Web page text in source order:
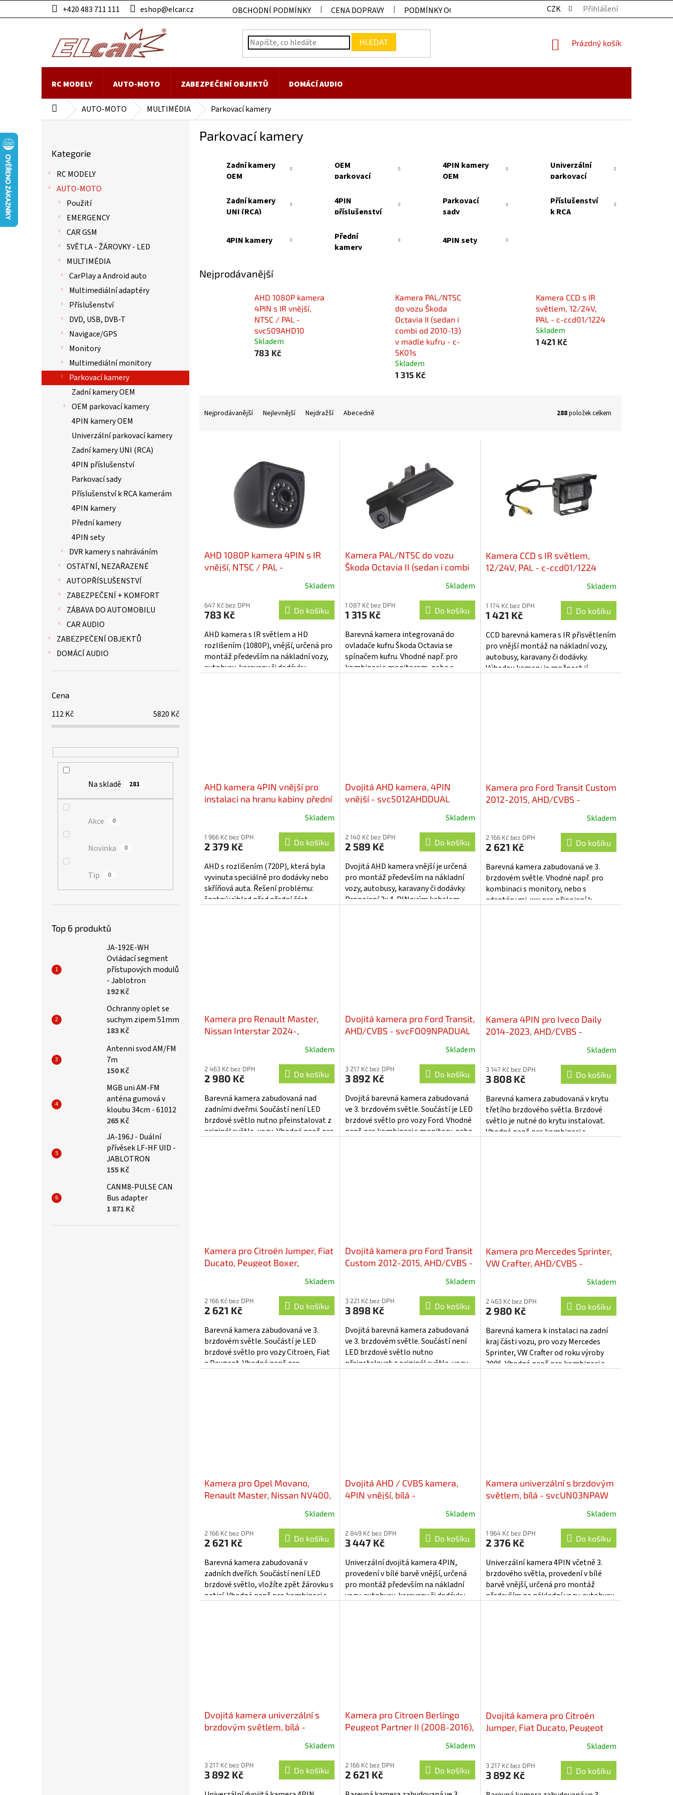
na
+420 483 711 111 eshop@elcar.cz OBCHODNÍ PODMÍNKY CENA DOPRAVY PODMÍNKY OCHRANY OSOBNÍCH ÚDAJŮ KONTAKTY
CZK Přihlášení
HLEDAT
NÁKUPNÍ
Prázdný košík
RC MODELY AUTO-MOTO ZABEZPEČENÍ OBJEKTŮ DOMÁCÍ AUDIO
Domů AUTO-MOTO MULTIMÉDIA Parkovací kamery
kategorie
Kategorie
RC MODELY
AUTO-MOTO
Použití
EMERGENCY
CAR GSM
SVĚTLA - ŽÁROVKY - LED
MULTIMÉDIA
CarPlay a Android auto
Multimediální adaptéry
Příslušenství
DVD, USB, DVB-T
Navigace/GPS
Monitory
Multimediální monitory
Parkovací kamery
Zadní kamery OEM
OEM parkovací kamery
4PIN kamery OEM
Univerzální parkovací kamery
Zadní kamery UNI (RCA)
4PIN příslušenství
Parkovací sady
Příslušenství k RCA kamerám
4PIN kamery
Přední kamery
4PIN sety
DVR kamery s nahráváním
OSTATNÍ, NEZAŘAZENÉ
AUTOPŘÍSLUŠENSTVÍ
ZABEZPEČENÍ + KOMFORT
ZÁBAVA DO AUTOMOBILU
CAR AUDIO
ZABEZPEČENÍ OBJEKTŮ
DOMÁCÍ AUDIO
Cena
112Kč 5820 Kč
Na skladě 281
Akce 0
Novinka 0
Tip 0
Top 6 produktů
JA-192E-WH
Ovládací segment
přístupových modulů
- Jablotron
192 Kč
Ochranny oplet se
suchym zipem 51mm
183 Kč
Antenni svod AM/FM
7m
150 Kč
MGB uni AM-FM
anténa gumová v
kloubu 34cm - 61012
265 Kč
JA-196J - Duální
přívěsek LF-HF UID -
JABLOTRON
155 Kč
CANM8-PULSE CAN
Bus adapter
1 871 Kč
Parkovací kamery
Zadní kamery
OEM
OEM
parkovací
4PIN kamery
OEM
Univerzální
parkovací
Zadní kamery
UNI (RCA)
4PIN
příslušenství
Parkovací
sady
Příslušenství
k RCA
4PIN kamery
Přední
kamery
4PIN sety
Nejprodávanější
AHD 1080P kamera
4PIN s IR vnější,
NTSC / PAL -
svc509AHD10
Skladem
783 Kč
Kamera PAL/NTSC
do vozu Škoda
Octavia II (sedan i
combi od 2010-13)
v madle kufru - c-
SK01s
Skladem
1 315 Kč
Kamera CCD s IR
světlem, 12/24V,
PAL - c-ccd01/1224
Skladem
1 421 Kč
Nejprodávanější Nejlevnější Nejdražší Abecedně 288položek celkem
AHD 1080P kamera 4PIN s IR
vnější, NTSC / PAL -
Skladem
647 Kč bez DPH
783 Kč Do košíku
AHD kamera s IR světlem a HD
rozlišením (1080P), vnější, určená pro
montáž především na nákladní vozy,
autobusy, karavany či dodávky.
Kamera PAL/NTSC do vozu
Škoda Octavia II (sedan i combi
Skladem
1 087 Kč bez DPH
1 315 Kč Do košíku
Barevná kamera integrovaná do
ovladače kufru Škoda Octavia se
spínačem kufru. Vhodné např. pro
kombinaci s monitorem, nebo s
Kamera CCD s IR světlem,
12/24V, PAL - c-ccd01/1224
Skladem
1 174 Kč bez DPH
1 421 Kč Do košíku
CCD barevná kamera s IR přisvětlením
pro vnější montáž na nákladní vozy,
autobusy, karavany či dodávky.
Výhodou kamery je možnost jí
AHD kamera 4PIN vnější pro
instalaci na hranu kabiny přední
Skladem
1 966 Kč bez DPH
2 379 Kč Do košíku
AHD s rozlišením (720P), která byla
vyvinuta speciálně pro dodávky nebo
skříňová auta. Řešení problému:
špatný výhled před přední část
Dvojitá AHD kamera, 4PIN
vnější - svc5012AHDDUAL
Skladem
2 140 Kč bez DPH
2 589 Kč Do košíku
Dvojitá AHD kamera vnější je určená
pro montáž především na nákladní
vozy, autobusy, karavany či dodávky.
Propojení 2x 4-PINovým kabelem.
Kamera pro Ford Transit Custom
2012-2015, AHD/CVBS -
Skladem
2 166 Kč bez DPH
2 621 Kč Do košíku
Barevná kamera zabudovaná ve 3.
brzdovém světle. Vhodné např. pro
kombinaci s monitory, nebo s
adaptéry mi-xxx pro připojení k
Kamera pro Renault Master,
Nissan Interstar 2024-,
produktu
je
5,0
z
5
hvězdiček.
Skladem
2 463 Kč bez DPH
2 980 Kč Do košíku
Barevná kamera zabudovaná nad
zadními dveřmi. Součástí není LED
brzdové světlo nutno přeinstalovat z
originál světla, vozu. Vhodné např. pro
Dvojitá kamera pro Ford Transit,
AHD/CVBS - svcFO09NPADUAL
Skladem
3 217 Kč bez DPH
3 892 Kč Do košíku
Dvojitá barevná kamera zabudovaná
ve 3. brzdovém světle. Součástí je LED
brzdové světlo pro vozy Ford. Vhodné
např. pro kombinaci s monitory, nebo
Kamera 4PIN pro Iveco Daily
2014-2023, AHD/CVBS -
Skladem
3 147 Kč bez DPH
3 808 Kč Do košíku
Barevná kamera zabudovaná v krytu
třetího brzdového světla. Brzdové
světlo je nutné do krytu instalovat.
Vhodné např. pro kombinaci s
Kamera pro Citroën Jumper, Fiat
Ducato, Peugeot Boxer,
Skladem
2 166 Kč bez DPH
2 621 Kč Do košíku
Barevná kamera zabudovaná ve 3.
brzdovém světle. Součástí je LED
brzdové světlo pro vozy Citroën, Fiat
a Peugeot. Vhodné např. pro
Dvojitá kamera pro Ford Transit
Custom 2012-2015, AHD/CVBS -
Skladem
3 221 Kč bez DPH
3 898 Kč Do košíku
Dvojitá barevná kamera zabudovaná
ve 3. brzdovém světle. Součástí není
LED brzdové světlo nutno
přeinstalovat z originál světla, vozu
Kamera pro Mercedes Sprinter,
VW Crafter, AHD/CVBS -
Skladem
2 463 Kč bez DPH
2 980 Kč Do košíku
Barevná kamera k instalaci na zadní
kraj části vozu, pro vozy Mercedes
Sprinter, VW Crafter od roku výroby
2006. Vhodné např. pro kombinaci s
Kamera pro Opel Movano,
Renault Master, Nissan NV400,
Skladem
2 166 Kč bez DPH
2 621 Kč Do košíku
Barevná kamera zabudovaná v
zadních dveřích. Součástí není LED
brzdové světlo, vložíte zpět žárovku s
paticí. Vhodné např. pro kombinaci s
Dvojitá AHD / CVBS kamera,
4PIN vnější, bílá -
Skladem
2 849 Kč bez DPH
3 447 Kč Do košíku
Univerzální dvojitá kamera 4PIN,
provedení v bílé barvě vnější, určená
pro montáž především na nákladní
vozy, autobusy, karavany či dodávky.
Kamera univerzální s brzdovým
světlem, bílá - svcUN03NPAW
Skladem
1 964 Kč bez DPH
2 376 Kč Do košíku
Univerzální kamera 4PIN včetně 3.
brzdového světla, provedení v bílé
barvě vnější, určená pro montáž
především na nákladní vozy, autobusy,
Dvojitá kamera univerzální s
brzdovým světlem, bílá -
Skladem
3 217 Kč bez DPH
3 892 Kč Do košíku
Kamera pro Citroen Berlingo
Peugeot Partner II (2008-2016),
Skladem
2 166 Kč bez DPH
2 621 Kč Do košíku
Dvojitá kamera pro Citroën
Jumper, Fiat Ducato, Peugeot
Skladem
3 217 Kč bez DPH
3 892 Kč Do košíku